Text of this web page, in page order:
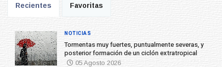
Recientes Favoritas
Tormentas muy fuertes, puntualmente severas, y
posterior formación de un ciclón extratropical
05 Agosto 2026
NOTICIAS